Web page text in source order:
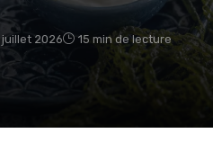
juillet 2026 15 min de lecture